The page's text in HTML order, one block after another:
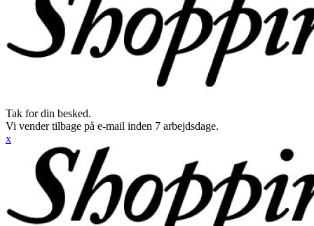
Tak for din besked.
Vi vender tilbage på e-mail inden 7 arbejdsdage.
x